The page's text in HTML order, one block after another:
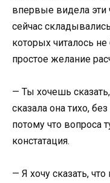
впервые видела эти
сейчас
которых читалось
простое желание
— Ты хочешь
сказала она тихо,
потому что вопроса
констатация.
— Я хочу сказать,